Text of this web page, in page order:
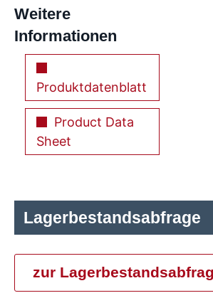
Weitere
Informationen
Produktdatenblatt
Product Data
Sheet
Lagerbestandsabfrage
zur